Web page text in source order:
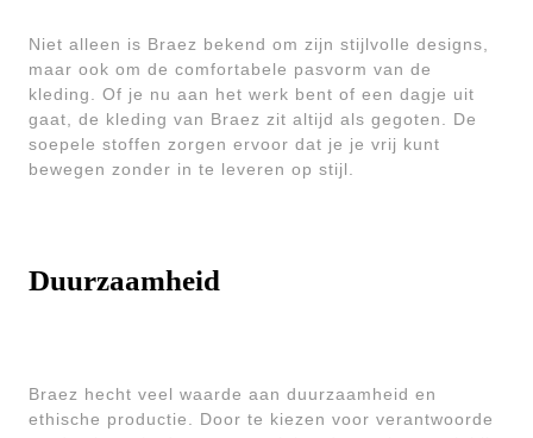
Niet alleen is Braez bekend om zijn stijlvolle designs,
maar ook om de comfortabele pasvorm van de
kleding. Of je nu aan het werk bent of een dagje uit
gaat, de kleding van Braez zit altijd als gegoten. De
soepele stoffen zorgen ervoor dat je je vrij kunt
bewegen zonder in te leveren op stijl.
Duurzaamheid
Braez hecht veel waarde aan duurzaamheid en
ethische productie. Door te kiezen voor verantwoorde